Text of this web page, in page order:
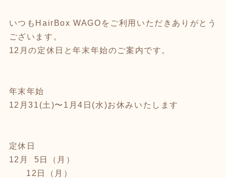
いつもHairBox WAGOをご利用いただきありがとう
ございます。
12月の定休日と年末年始のご案内です。
年末年始
12月31(土)〜1月4日(水)お休みいたします
定休日
12月 5日（月）
12日（月）